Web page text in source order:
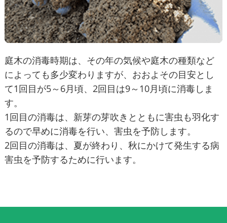
庭木の消毒時期は、その年の気候や庭木の種類など
によっても多少変わりますが、おおよその目安とし
て1回目が5～6月頃、2回目は9～10月頃に消毒しま
す。
1回目の消毒は、新芽の芽吹きとともに害虫も羽化す
るので早めに消毒を行い、害虫を予防します。
2回目の消毒は、夏が終わり、秋にかけて発生する病
害虫を予防するために行います。